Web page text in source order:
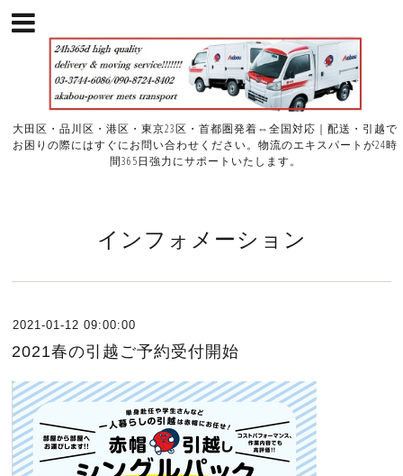
大田区・品川区・港区・東京23区・首都圏発着⇔全国対応｜配送・引越で
お困りの際にはすぐにお問い合わせください。物流のエキスパートが24時
間365日強力にサポートいたします。
インフォメーション
2021-01-12 09:00:00
2021春の引越ご予約受付開始